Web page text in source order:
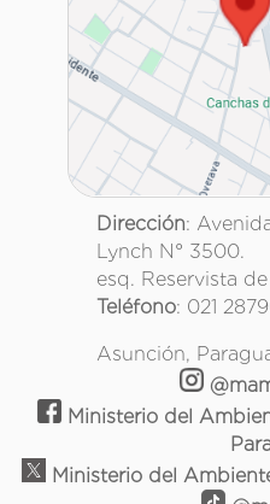
Dirección:
Lynch N° 3500.
esq. Reservista
Teléfono: 021
Asunción,
Ministerio del
Ministerio del